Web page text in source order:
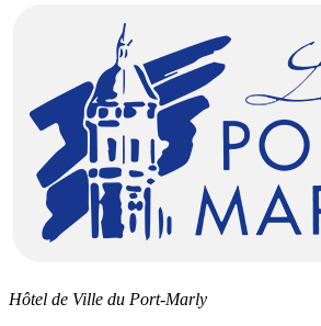
Hôtel de Ville du Port-Marly